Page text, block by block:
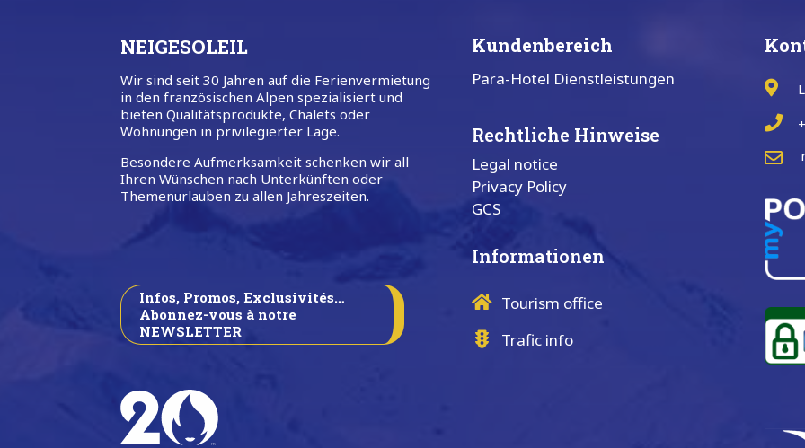
NEIGESOLEIL
Wir sind seit 30 Jahren auf die Ferienvermietung
in den französischen Alpen spezialisiert und
bieten Qualitätsprodukte, Chalets oder
Wohnungen in privilegierter Lage.
Besondere Aufmerksamkeit schenken wir all
Ihren Wünschen nach Unterkünften oder
Themenurlauben zu allen Jahreszeiten.
Infos, Promos, Exclusivités…
Abonnez-vous à notre
NEWSLETTER
Kundenbereich
Para-Hotel Dienstleistungen
Rechtliche Hinweise
Legal notice
Privacy Policy
GCS
Informationen
Tourism office
Trafic info